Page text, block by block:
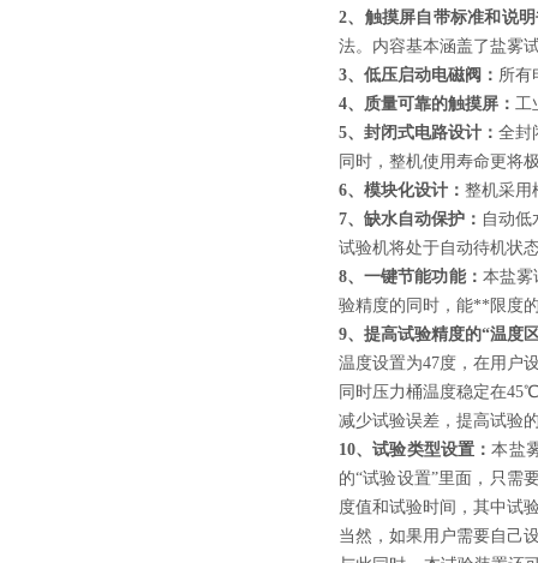
2、触摸屏自带标准和说
法。内容基本涵盖了盐雾
3、低压启动电磁阀： 所有
4、质量可靠的触摸屏： 工
5、封闭式电路设计：全封
同时，整机使用寿命更将
6、模块化设计： 整机采用
7、缺水自动保护： 自动低
试验机将处于自动待机状
8、一键节能功能： 本盐雾
验精度的同时，能**限度
9、提高试验精度的“温度
温度设置为47度，在用户
同时压力桶温度稳定在
减少试验误差，提高试验
10、试验类型设置：本盐
的“试验设置”里面，只需
度值和试验时间，其中试
当然，如果用户需要自己